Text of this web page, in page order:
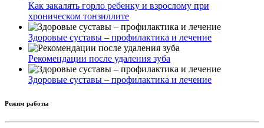
Как закалять горло ребенку и взрослому при
хроническом тонзиллите
Здоровые суставы – профилактика и лечение
Рекомендации после удаления зуба
Здоровые суставы – профилактика и лечение
Режим работы